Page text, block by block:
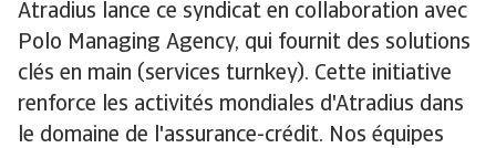
Atradius lance ce syndicat en collaboration avec
Polo Managing Agency, qui fournit des solutions
clés en main (services turnkey). Cette initiative
renforce les activités mondiales d'Atradius dans
le domaine de l'assurance-crédit. Nos équipes